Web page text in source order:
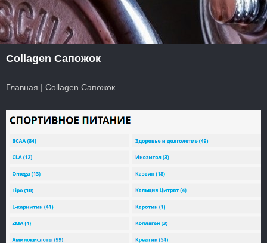
Collagen Сапожок
Главная | Collagen Сапожок